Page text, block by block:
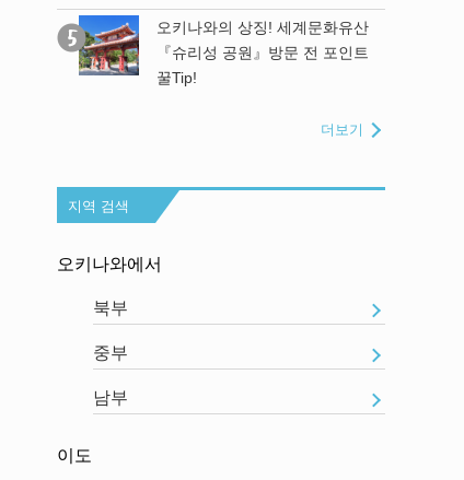
오키나와의 상징! 세계문화유산
『슈리성 공원』방문 전 포인트
꿀Tip!
더보기
지역 검색
오키나와에서
북부
중부
남부
이도